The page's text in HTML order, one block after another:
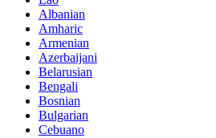
Albanian
Amharic
Armenian
Azerbaijani
Belarusian
Bengali
Bosnian
Bulgarian
Cebuano